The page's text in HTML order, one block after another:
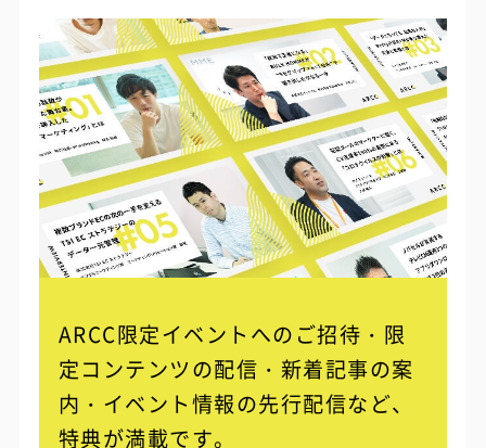
ARCC限定イベントへのご招待・限
定コンテンツの配信・ 新着記事の案
内・イベント情報の先行配信など、
特典が満載です。